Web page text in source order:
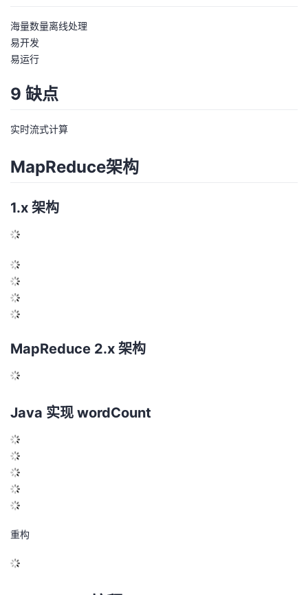
海量数量离线处理
易开发
易运行
9 缺点
实时流式计算
MapReduce架构
1.x 架构
MapReduce 2.x 架构
Java 实现 wordCount
重构